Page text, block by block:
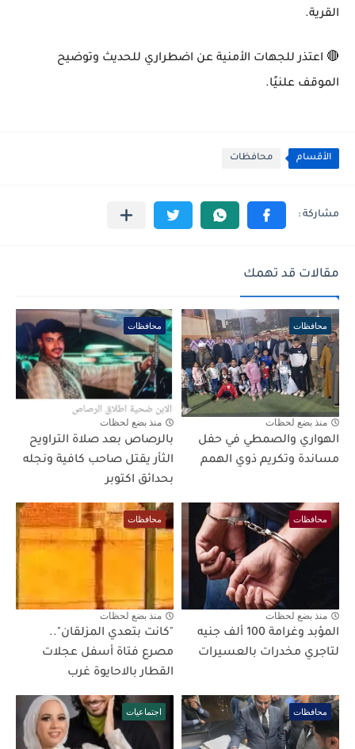
القرية.
🔴 اعتذر للجهات الأمنية عن اضطراري للحديث وتوضيح
الموقف علنيًا.
الأقسام محافظات
مقالات قد تهمك
محافظات
منذ بضع لحظات
الهواري والصمطي في حفل
مساندة وتكريم ذوي الهمم
محافظات
منذ بضع لحظات
بالرصاص بعد صلاة التراويح
الثأر يقتل صاحب كافية ونجله
بحدائق اكتوبر
محافظات
منذ بضع لحظات
المؤبد وغرامة 100 ألف جنيه
لتاجري مخدرات بالعسيرات
محافظات
منذ بضع لحظات
"كانت بتعدي المزلقان"..
مصرع فتاة أسفل عجلات
القطار بالاحايوة غرب
محافظات اجتماعيات